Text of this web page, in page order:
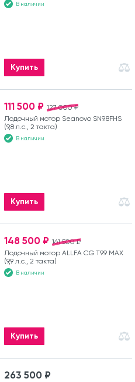
В наличии
Купить
127 000 ₽
111 500 ₽
Лодочный мотор Seanovo SN9.8FHS
(9,8 л.с., 2 такта)
В наличии
Купить
161 500 ₽
148 500 ₽
Лодочный мотор ALLFA CG T9.9 MAX
(9,9 л.с., 2 такта)
В наличии
Купить
263 500 ₽